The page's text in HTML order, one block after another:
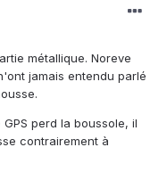
métallique. Noreve
jamais entendu parlé
perd la boussole, il
contrairement à